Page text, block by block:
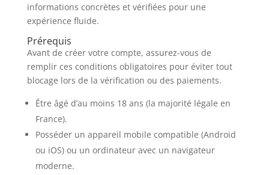
informations concrètes et vérifiées pour une
expérience fluide.
Prérequis
Avant de créer votre compte, assurez-vous de
remplir ces conditions obligatoires pour éviter tout
blocage lors de la vérification ou des paiements.
Être âgé d’au moins 18 ans (la majorité légale en
France).
Posséder un appareil mobile compatible (Android
ou iOS) ou un ordinateur avec un navigateur
moderne.